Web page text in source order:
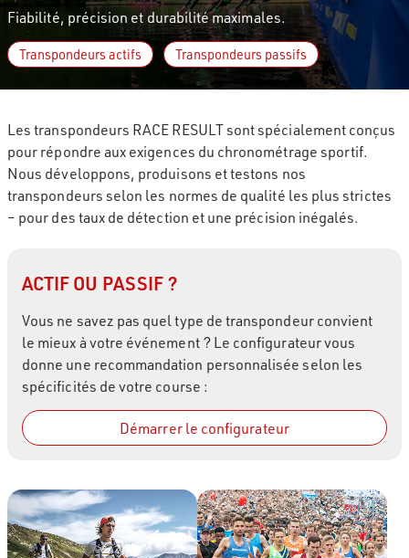
Fiabilité, précision et durabilité maximales.
Transpondeurs actifs Transpondeurs passifs
Les transpondeurs RACE RESULT sont spécialement conçus
pour répondre aux exigences du chronométrage sportif.
Nous développons, produisons et testons nos
transpondeurs selon les normes de qualité les plus strictes
– pour des taux de détection et une précision inégalés.
ACTIF OU PASSIF ?
Vous ne savez pas quel type de transpondeur convient
le mieux à votre événement ? Le configurateur vous
donne une recommandation personnalisée selon les
spécificités de votre course :
Démarrer le configurateur